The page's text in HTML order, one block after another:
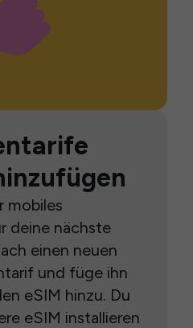
mobiles
deine nächste
einen neuen
und füge ihn
eSIM hinzu. Du
eSIM installieren